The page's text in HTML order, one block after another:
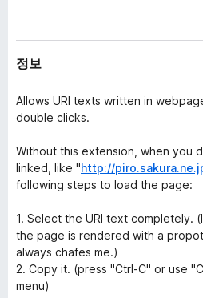
정보
Allows URI texts written in
double clicks.
Without this extension, when you
linked, like "http://
following steps to load the page:
1. Select the URI text completely.
the page is rendered with a
always chafes me.)
2. Copy it. (press "Ctrl-C" or use
menu)